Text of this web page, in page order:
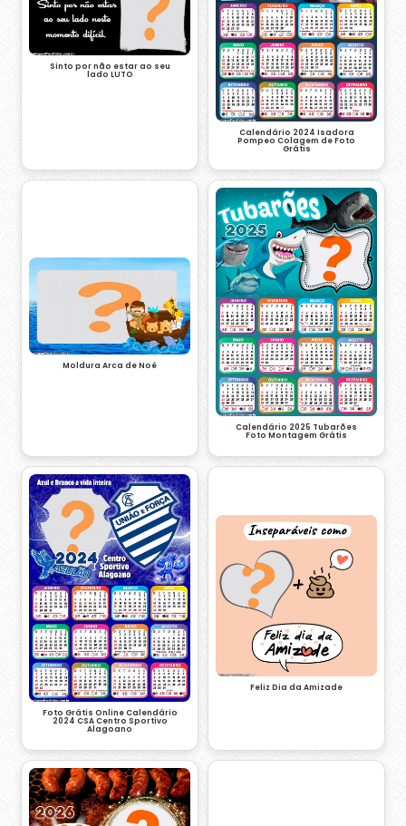
Sinto por não estar ao seu
lado LUTO
Calendário 2024 Isadora
Pompeo Colagem de Foto
Grátis
Moldura Arca de Noé
Calendário 2025 Tubarões
Foto Montagem Grátis
Foto Grátis Online Calendário
2024 CSA Centro Sportivo
Alagoano
Feliz Dia da Amizade